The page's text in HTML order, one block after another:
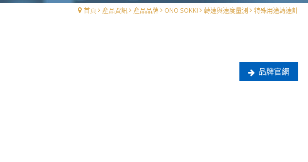
首頁 產品資訊 產品品牌 ONO SOKKI 轉速與速度量測 特殊用途轉速計
品牌官網